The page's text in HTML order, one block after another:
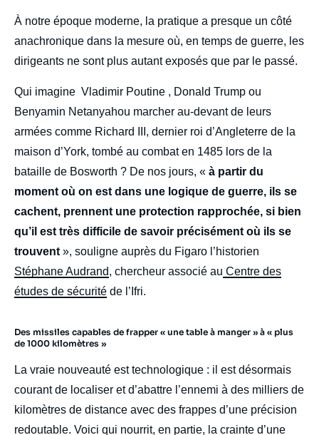
À notre époque moderne, la pratique a presque un côté
anachronique dans la mesure où, en temps de guerre, les
dirigeants ne sont plus autant exposés que par le passé.
Qui imagine Vladimir Poutine , Donald Trump ou
Benyamin Netanyahou marcher au-devant de leurs
armées comme Richard III, dernier roi d’Angleterre de la
maison d’York, tombé au combat en 1485 lors de la
bataille de Bosworth ? De nos jours, « à partir du
moment où on est dans une logique de guerre, ils se
cachent, prennent une protection rapprochée, si bien
qu’il est très difficile de savoir précisément où ils se
trouvent », souligne auprès du Figaro l’historien
Stéphane Audrand, chercheur associé au Centre des
études de sécurité de l’Ifri.
Des missiles capables de frapper « une table à manger » à « plus
de 1000 kilomètres »
La vraie nouveauté est technologique : il est désormais
courant de localiser et d’abattre l’ennemi à des milliers de
kilomètres de distance avec des frappes d’une précision
redoutable. Voici qui nourrit, en partie, la crainte d’une